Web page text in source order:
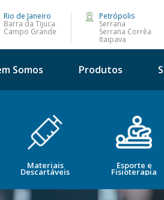
Rio de Janeiro
Barra da Tijuca
Campo Grande
Petrópolis
Serrana
Serrana Corrêa
Itaipava
Somos Produtos
Materiais
Descartáveis
Esporte e
Fisioterapia